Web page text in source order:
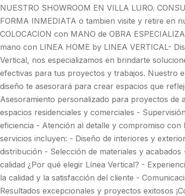
NUESTRO SHOWROOM EN VILLA LURO.
FORMA INMEDIATA o tambien visite y retire en
COLOCACION con MANO de OBRA
mano con LINEA HOME by LINEA VERTICAL-
Vertical, nos especializamos en brindarte
efectivas para tus proyectos y trabajos. Nuestro
diseño te asesorará para crear espacios que
Asesoramiento personalizado para proyectos de
espacios residenciales y comerciales -
eficiencia - Atención al detalle y compromiso con
servicios incluyen: - Diseño de interiores y
distribución - Selección de materiales y
calidad ¿Por qué elegir Línea Vertical? -
la calidad y la satisfacción del cliente -
Resultados excepcionales y proyectos exitosos